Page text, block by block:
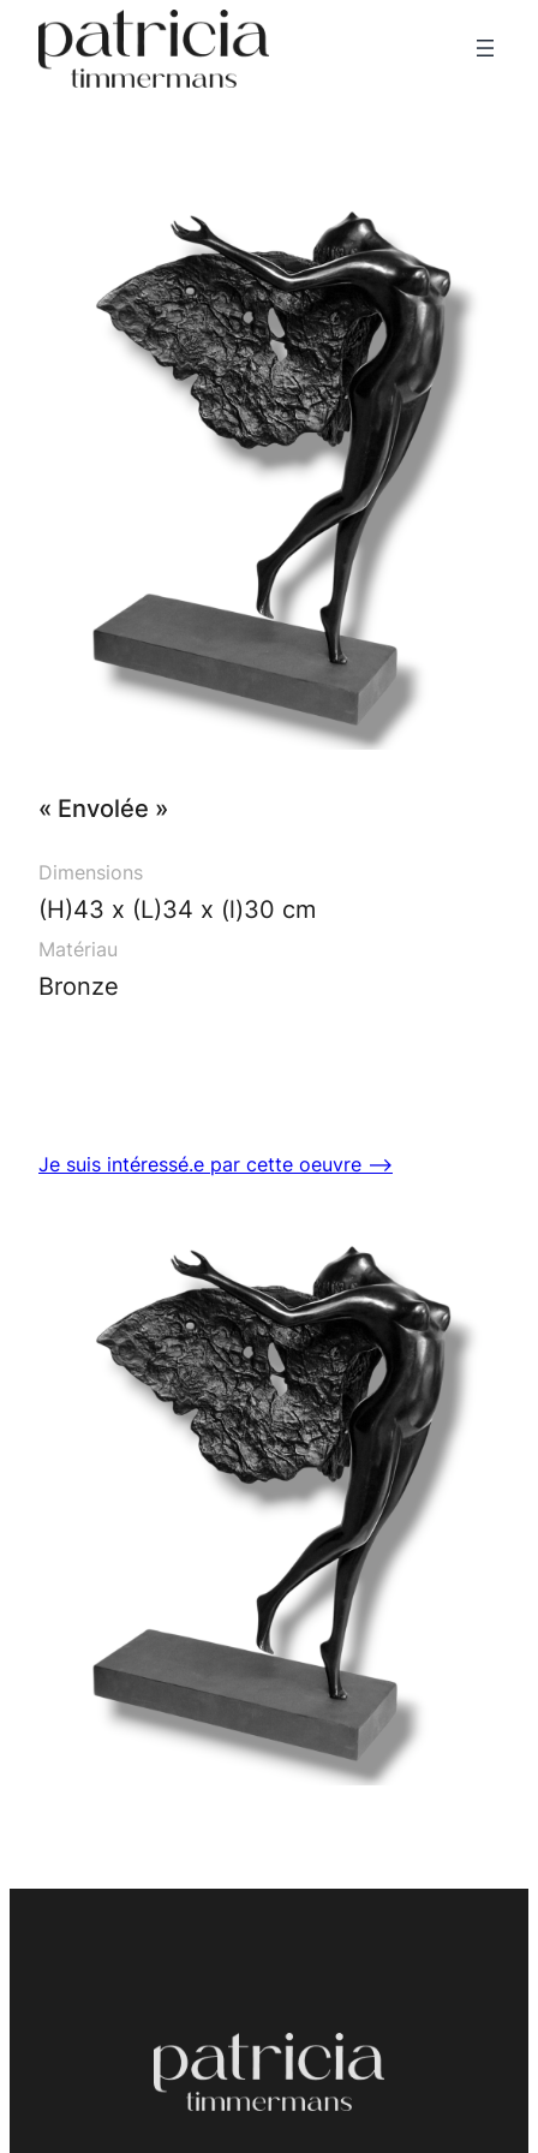
« Envolée »
Dimensions
(H)43 x (L)34 x (l)30 cm
Matériau
Bronze
Je suis intéressé.e par cette oeuvre ⟶